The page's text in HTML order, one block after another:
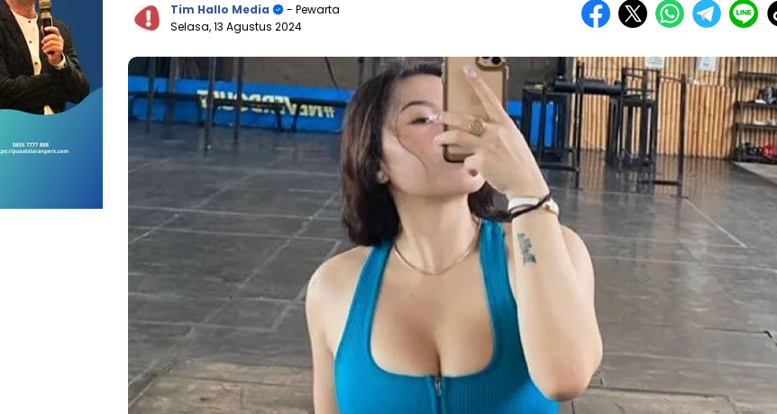
Tim Hallo Media
- Pewarta
Selasa, 13 Agustus 2024